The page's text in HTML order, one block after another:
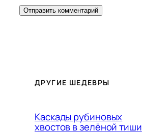
ДРУГИЕ ШЕДЕВРЫ
Каскады рубиновых
хвостов в зелёной тиши